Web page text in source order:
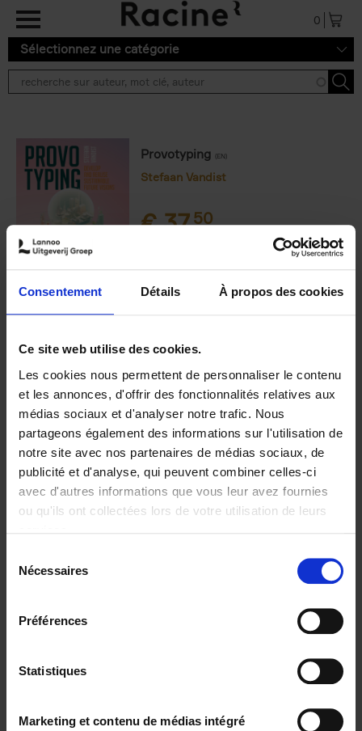
Consentement Détails À propos des cookies
Ce site web utilise des cookies.
Les cookies nous permettent de personnaliser le contenu
et les annonces, d'offrir des fonctionnalités relatives aux
médias sociaux et d'analyser notre trafic. Nous
partageons également des informations sur l'utilisation de
notre site avec nos partenaires de médias sociaux, de
publicité et d'analyse, qui peuvent combiner celles-ci
avec d'autres informations que vous leur avez fournies
ou qu'ils ont collectées lors de votre utilisation de leurs
Nécessaires
Préférences
Statistiques
Marketing et contenu de médias intégré
Aller au contenu principal
0
Sélectionnez une catégorie
Provotyping (EN)
Stefaan Vandist
€37,50
Frais de livraison : € 3,99 (Benelux)
Livraison en 1 à 2 jours ouvrables
9789401429412.PDF
Ajouter au panier
Disponibilité :
Disponible
Librairie
E-book iBookstore
Provotyping (Stefaan Vandist): management boek
van het jaar